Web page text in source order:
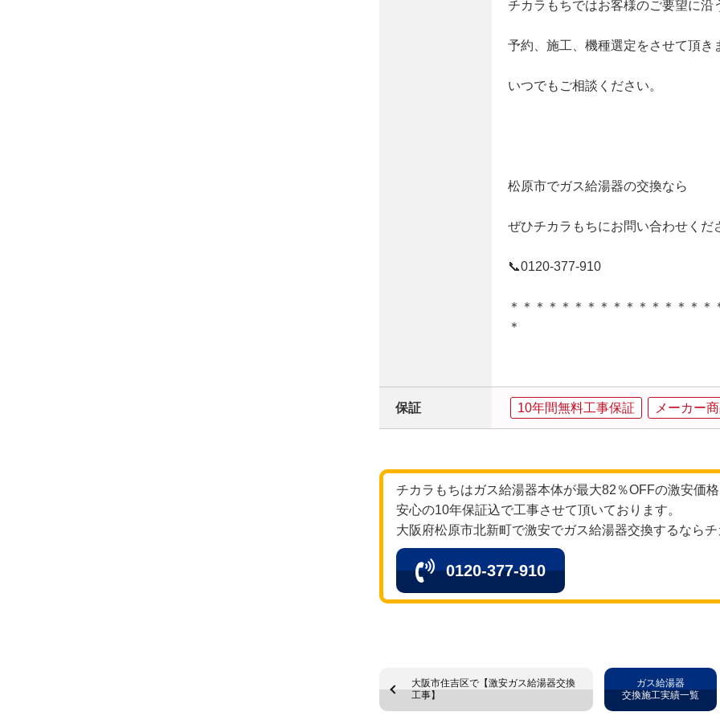
チカラもちではお客様のご要望に沿
予約、施工、機種選定をさせて頂き
いつでもご相談ください。
松原市でガス給湯器の交換なら
ぜひチカラもちにお問い合わせくだ
📞0120‐377‐910
＊＊＊＊＊＊＊＊＊＊＊＊＊＊＊
＊
保証 10年間無料工事保証 メーカー
チカラもちはガス給湯器本体が最大82％OFFの激安価格
安心の10年保証込で工事させて頂いております。
大阪府松原市北新町で激安でガス給湯器交換するならチ
0120-377-910
大阪市住吉区で【激安ガス給湯器交換
工事】
ガス給湯器
交換施工実績一覧